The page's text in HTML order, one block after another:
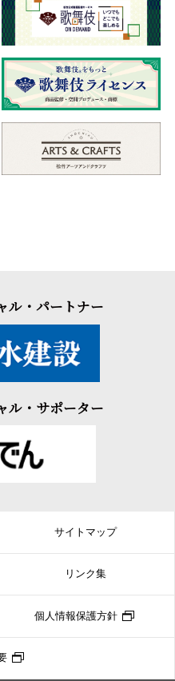
ル・パートナー
ル・サポーター
サイトマップ
リンク集
個人情報保護方針